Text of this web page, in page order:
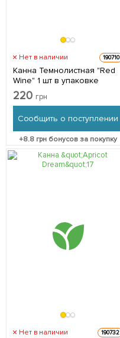
Нет в наличии 190710
Канна Темнолистная "Red
Wine" 1 шт в упаковке
220 грн
Сообщить о поступлении
+8.8 грн бонусов за покупку
Нет в наличии 190732